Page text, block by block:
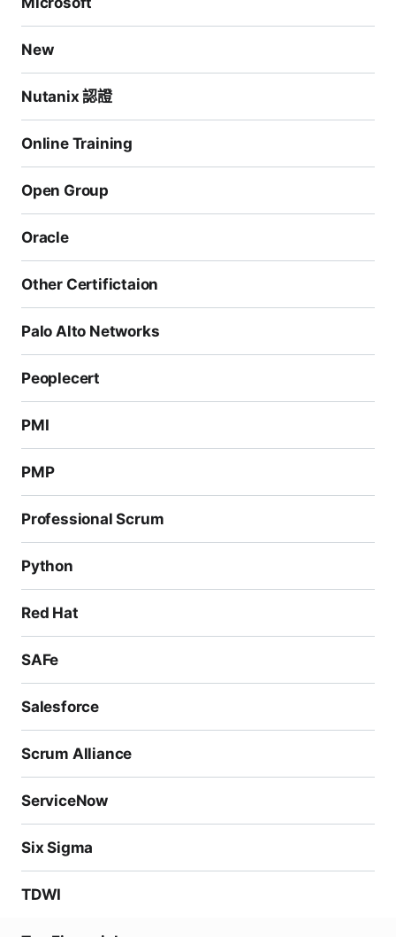
New
Nutanix 認證
Online Training
Open Group
Oracle
Other Certifictaion
Palo Alto Networks
Peoplecert
PMI
PMP
Professional Scrum
Python
Red Hat
SAFe
Salesforce
Scrum Alliance
ServiceNow
Six Sigma
TDWI